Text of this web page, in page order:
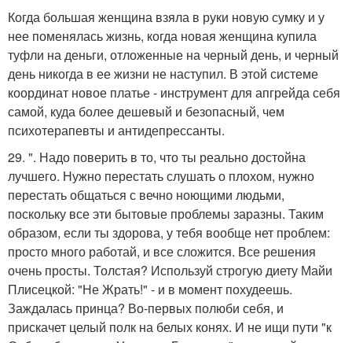
Когда большая женщина взяла в руки новую сумку и у
нее поменялась жизнь, когда новая женщина купила
туфли на деньги, отложенные на черный день, и черный
день никогда в ее жизни не наступил. В этой системе
координат новое платье - инструмент для апгрейда себя
самой, куда более дешевый и безопасный, чем
психотерапевты и антидепрессанты.
29. ". Надо поверить в то, что ты реально достойна
лучшего. Нужно перестать слушать о плохом, нужно
перестать общаться с вечно ноющими людьми,
поскольку все эти бытовые проблемы заразны. Таким
образом, если ты здорова, у тебя вообще нет проблем:
просто много работай, и все сложится. Все решения
очень просты. Толстая? Используй строгую диету Майи
Плисецкой: "Не Жрать!" - и в момент похудеешь.
Заждалась принца? Во-первых полюби себя, и
прискачет целый полк на белых конях. И не ищи пути "к